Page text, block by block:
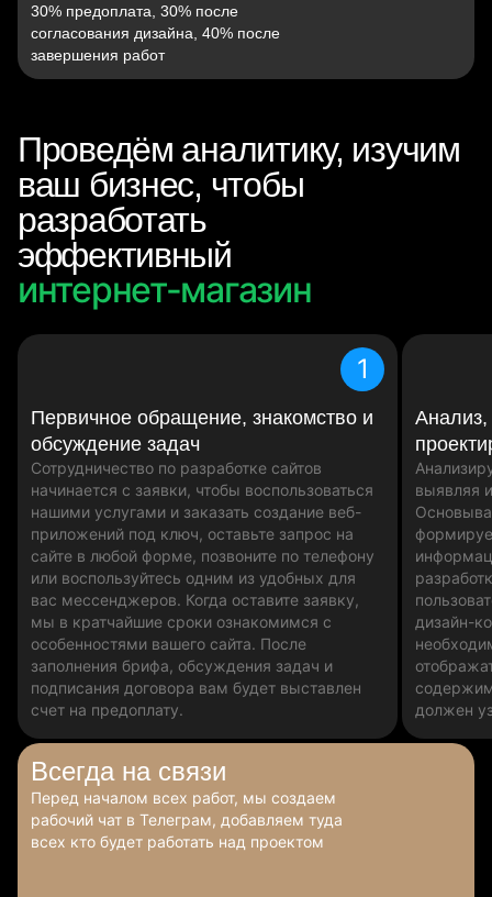
30% предоплата, 30% после
согласования дизайна, 40% после
завершения работ
Проведём аналитику, изучим
ваш бизнес, чтобы
разработать
эффективный
сайт
интернет-магазин
1
Первичное обращение, знакомство и
обсуждение задач
Сотрудничество по разработке сайтов
начинается с заявки, чтобы воспользоваться
нашими услугами и заказать создание веб-
приложений под ключ, оставьте запрос на
сайте в любой форме, позвоните по телефону
или воспользуйтесь одним из удобных для
вас мессенджеров. Когда оставите заявку,
мы в кратчайшие сроки ознакомимся с
особенностями вашего сайта. После
заполнения брифа, обсуждения задач и
подписания договора вам будет выставлен
счет на предоплату.
выявляя
дизайн-
должен
Всегда на связи
Перед началом всех работ, мы создаем
рабочий чат в Телеграм, добавляем туда
всех кто будет работать над проектом